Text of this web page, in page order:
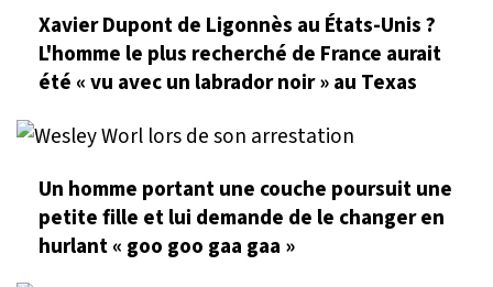
Xavier Dupont de Ligonnès au États-Unis ?
L'homme le plus recherché de France aurait
été « vu avec un labrador noir » au Texas
Un homme portant une couche poursuit une
petite fille et lui demande de le changer en
hurlant « goo goo gaa gaa »